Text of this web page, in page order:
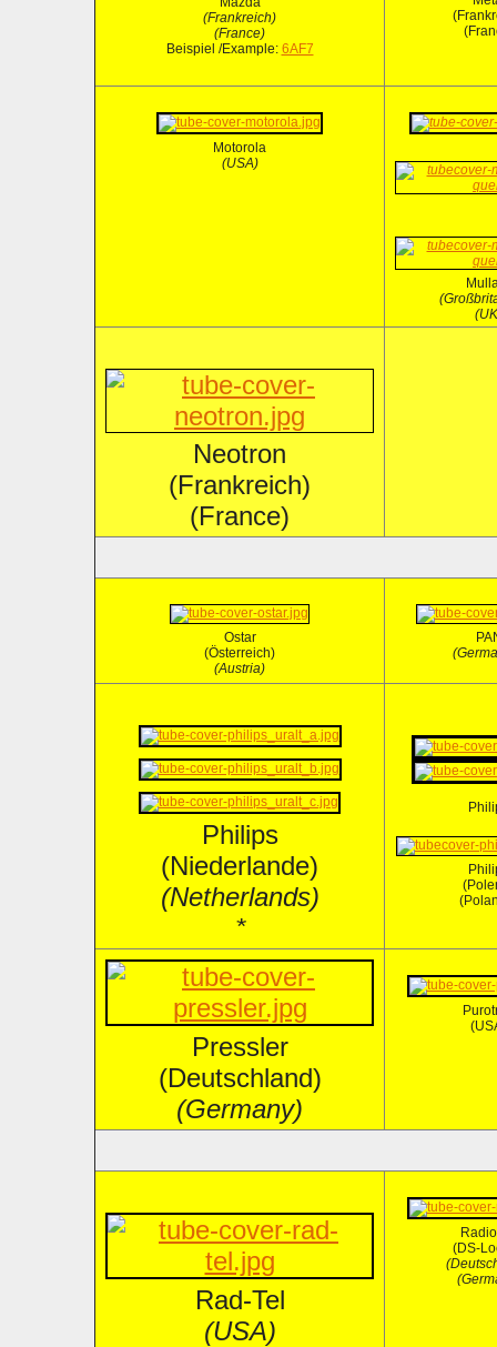
(Frankreich)
(France)
Beispiel /Example: 6AF7
Motorola
(USA)
Neotron
(Frankreich)
(France)
Ostar
(Österreich)
(Austria)
Philips
(Niederlande)
(Netherlands)
*
Pressler
(Deutschland)
(Germany)
Rad-Tel
(USA)
(DS-